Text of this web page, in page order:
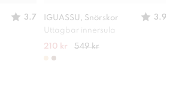
3.7
IGUASSU, Snörskor
3.9
Uttagbar innersula
210 kr 549 kr